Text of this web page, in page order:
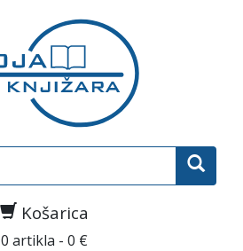
Košarica
0 artikla - 0 €